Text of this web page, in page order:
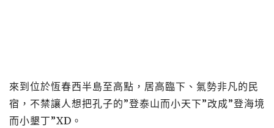
來到位於恆春西半島至高點，居高臨下、氣勢非凡的民
宿，不禁讓人想把孔子的”登泰山而小天下”改成”登海境
而小墾丁”XD。